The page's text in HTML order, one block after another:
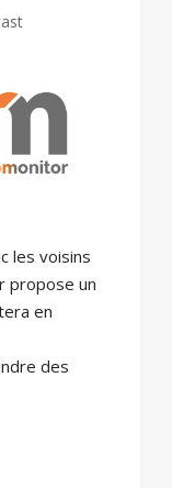
les voisins
propose un
en
des